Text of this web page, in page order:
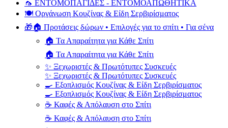
🦟 ΕΝΤΟΜΟΠΑΓΙΔΕΣ - ΕΝΤΟΜΟΑΠΩΘΗΤΙΚΑ
🍽️ Οργάνωση Κουζίνας & Είδη Σερβιρίσματος
🎁🏠 Προτάσεις δώρων • Επιλογές για το σπίτι • Για σένα
🏠 Τα Απαραίτητα για Κάθε Σπίτι
🏠 Τα Απαραίτητα για Κάθε Σπίτι
✨ Ξεχωριστές & Πρωτότυπες Συσκευές
✨ Ξεχωριστές & Πρωτότυπες Συσκευές
🍳 Εξοπλισμός Κουζίνας & Είδη Σερβιρίσματος
🍳 Εξοπλισμός Κουζίνας & Είδη Σερβιρίσματος
☕ Καφές & Απόλαυση στο Σπίτι
☕ Καφές & Απόλαυση στο Σπίτι